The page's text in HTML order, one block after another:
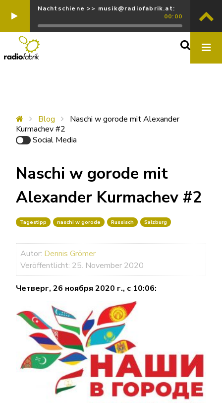
Nachtschiene >> musik@radiofabrik.at:
00:00
Blog
Naschi w gorode mit Alexander
Kurmachev #2
Social Media
Naschi w gorode mit
Alexander Kurmachev #2
Tagestipp naschi w gorode Russisch Salzburg
Autor: Dennis Grömer
Veröffentlicht: 25. November 2020
Четверг, 26 ноября 2020 г., с 10:06: